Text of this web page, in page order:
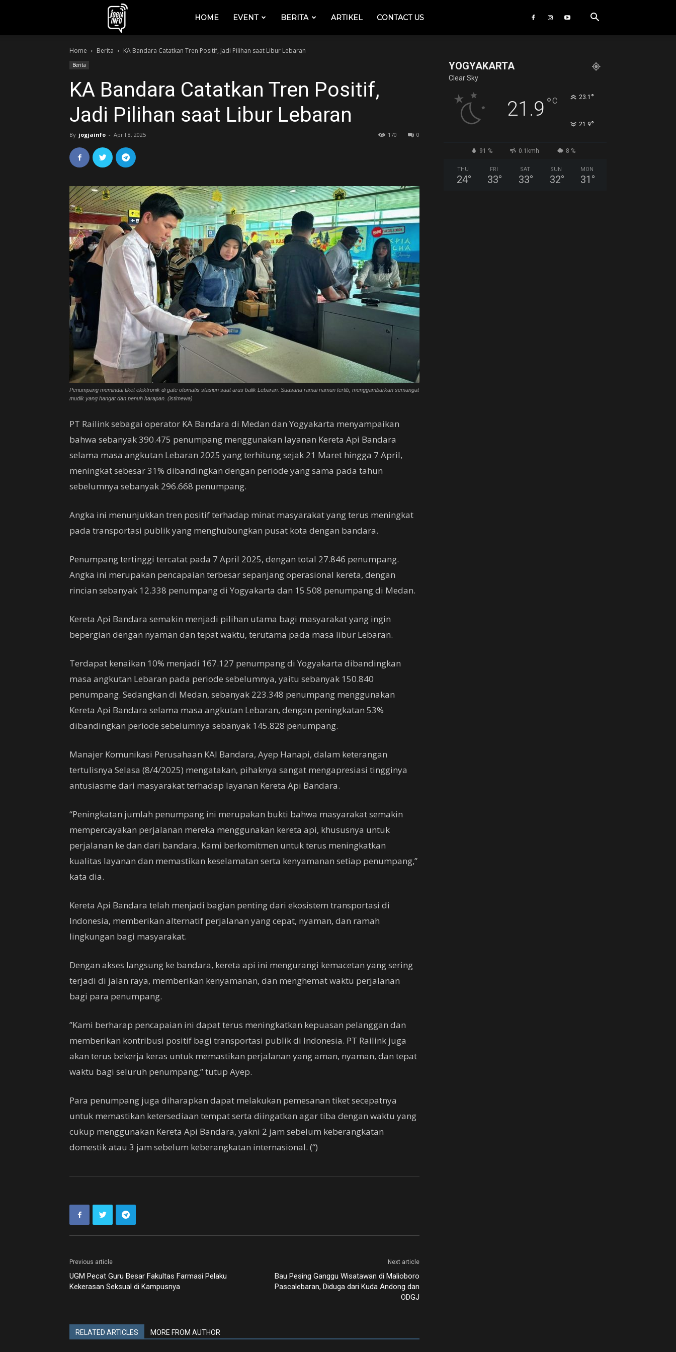
jogjainfo.idHOME EVENT BERITA ARTIKEL CONTACT US
Home Berita KA Bandara Catatkan Tren Positif, Jadi Pilihan saat Libur Lebaran
Berita
KA Bandara Catatkan Tren Positif,
Jadi Pilihan saat Libur Lebaran
By jogjainfo - April 8, 2025 0
170
Penumpang memindai tiket elektronik di gate otomatis stasiun saat arus balik Lebaran. Suasana ramai namun tertib, menggambarkan semangat
mudik yang hangat dan penuh harapan. (istimewa)
PT Railink sebagai operator KA Bandara di Medan dan Yogyakarta menyampaikan
bahwa sebanyak 390.475 penumpang menggunakan layanan Kereta Api Bandara
selama masa angkutan Lebaran 2025 yang terhitung sejak 21 Maret hingga 7 April,
meningkat sebesar 31% dibandingkan dengan periode yang sama pada tahun
sebelumnya sebanyak 296.668 penumpang.
Angka ini menunjukkan tren positif terhadap minat masyarakat yang terus meningkat
pada transportasi publik yang menghubungkan pusat kota dengan bandara.
Penumpang tertinggi tercatat pada 7 April 2025, dengan total 27.846 penumpang.
Angka ini merupakan pencapaian terbesar sepanjang operasional kereta, dengan
rincian sebanyak 12.338 penumpang di Yogyakarta dan 15.508 penumpang di Medan.
Kereta Api Bandara semakin menjadi pilihan utama bagi masyarakat yang ingin
bepergian dengan nyaman dan tepat waktu, terutama pada masa libur Lebaran.
Terdapat kenaikan 10% menjadi 167.127 penumpang di Yogyakarta dibandingkan
masa angkutan Lebaran pada periode sebelumnya, yaitu sebanyak 150.840
penumpang. Sedangkan di Medan, sebanyak 223.348 penumpang menggunakan
Kereta Api Bandara selama masa angkutan Lebaran, dengan peningkatan 53%
dibandingkan periode sebelumnya sebanyak 145.828 penumpang.
Manajer Komunikasi Perusahaan KAI Bandara, Ayep Hanapi, dalam keterangan
tertulisnya Selasa (8/4/2025) mengatakan, pihaknya sangat mengapresiasi tingginya
antusiasme dari masyarakat terhadap layanan Kereta Api Bandara.
“Peningkatan jumlah penumpang ini merupakan bukti bahwa masyarakat semakin
mempercayakan perjalanan mereka menggunakan kereta api, khususnya untuk
perjalanan ke dan dari bandara. Kami berkomitmen untuk terus meningkatkan
kualitas layanan dan memastikan keselamatan serta kenyamanan setiap penumpang,”
kata dia.
Kereta Api Bandara telah menjadi bagian penting dari ekosistem transportasi di
Indonesia, memberikan alternatif perjalanan yang cepat, nyaman, dan ramah
lingkungan bagi masyarakat.
Dengan akses langsung ke bandara, kereta api ini mengurangi kemacetan yang sering
terjadi di jalan raya, memberikan kenyamanan, dan menghemat waktu perjalanan
bagi para penumpang.
”Kami berharap pencapaian ini dapat terus meningkatkan kepuasan pelanggan dan
memberikan kontribusi positif bagi transportasi publik di Indonesia. PT Railink juga
akan terus bekerja keras untuk memastikan perjalanan yang aman, nyaman, dan tepat
waktu bagi seluruh penumpang,” tutup Ayep.
Para penumpang juga diharapkan dapat melakukan pemesanan tiket secepatnya
untuk memastikan ketersediaan tempat serta diingatkan agar tiba dengan waktu yang
cukup menggunakan Kereta Api Bandara, yakni 2 jam sebelum keberangkatan
domestik atau 3 jam sebelum keberangkatan internasional. (“)
Previous article
UGM Pecat Guru Besar Fakultas Farmasi Pelaku
Kekerasan Seksual di Kampusnya
Next article
Bau Pesing Ganggu Wisatawan di Malioboro
Pascalebaran, Diduga dari Kuda Andong dan
ODGJ
RELATED ARTICLES MORE FROM AUTHOR
YOGYAKARTA
Clear Sky
21.9 °C 23.1 °
21.9°
91 % 0.1kmh 8 %
THU
24°
FRI
33°
SAT
33°
SUN
32°
MON
31 °